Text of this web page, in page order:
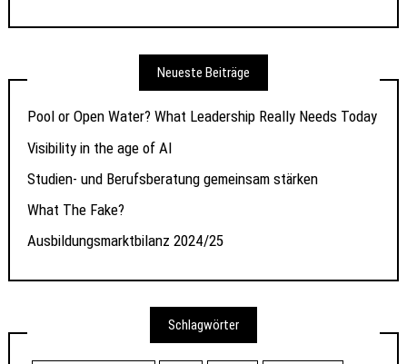
Neueste Beiträge
Pool or Open Water? What Leadership Really Needs Today
Visibility in the age of AI
Studien- und Berufsberatung gemeinsam stärken
What The Fake?
Ausbildungsmarktbilanz 2024/25
Schlagwörter